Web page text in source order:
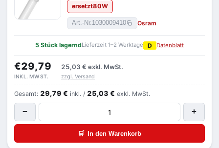
ersetzt80W
Art.-Nr.1030009410 Osram
5 Stück lagerndLieferzeit 1–2 Werktage D Datenblatt
€29,79 25,03 € exkl. MwSt.
INKL. MWST. zzgl. Versand
Gesamt: 29,79 € inkl. / 25,03 € exkl. MwSt.
− +
🛒 In den Warenkorb